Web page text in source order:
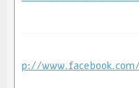
http://